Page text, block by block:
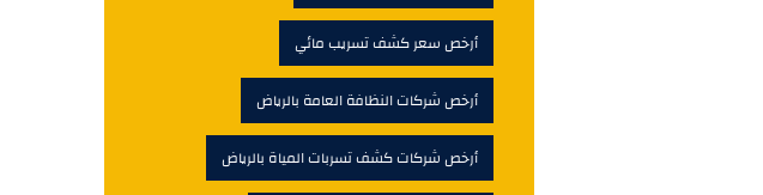
أرخص سعر كشف تسريب مائي
أرخص شركات النظافة العامة بالرياض
أرخص شركات كشف تسربات المياة بالرياض